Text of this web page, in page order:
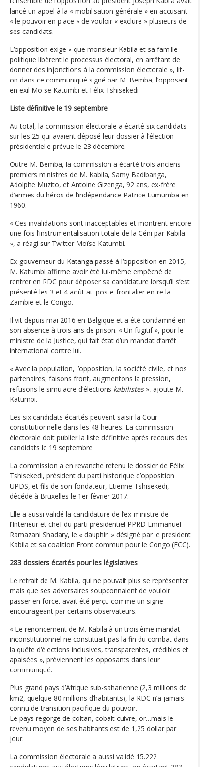
lancé un appel à la « mobilisation générale » en accusant
« le pouvoir en place » de vouloir « exclure » plusieurs de
ses candidats.
L’opposition exige « que monsieur Kabila et sa famille
politique libèrent le processus électoral, en arrêtant de
donner des injonctions à la commission électorale », lit-
on dans ce communiqué signé par M. Bemba, l’opposant
en exil Moïse Katumbi et Félix Tshisekedi.
Liste définitive le 19 septembre
Au total, la commission électorale a écarté six candidats
sur les 25 qui avaient déposé leur dossier à l‘élection
présidentielle prévue le 23 décembre.
Outre M. Bemba, la commission a écarté trois anciens
premiers ministres de M. Kabila, Samy Badibanga,
Adolphe Muzito, et Antoine Gizenga, 92 ans, ex-frère
d’armes du héros de l’indépendance Patrice Lumumba en
1960.
« Ces invalidations sont inacceptables et montrent encore
une fois l’instrumentalisation totale de la Céni par Kabila
», a réagi sur Twitter Moïse Katumbi.
Ex-gouverneur du Katanga passé à l’opposition en 2015,
M. Katumbi affirme avoir été lui-même empêché de
rentrer en RDC pour déposer sa candidature lorsqu’il s’est
présenté les 3 et 4 août au poste-frontalier entre la
Zambie et le Congo.
Il vit depuis mai 2016 en Belgique et a été condamné en
son absence à trois ans de prison. « Un fugitif », pour le
ministre de la Justice, qui fait état d’un mandat d’arrêt
international contre lui.
« Avec la population, l’opposition, la société civile, et nos
partenaires, faisons front, augmentons la pression,
refusons le simulacre d‘élections kabilistes», ajoute M.
Katumbi.
Les six candidats écartés peuvent saisir la Cour
constitutionnelle dans les 48 heures. La commission
électorale doit publier la liste définitive après recours des
candidats le 19 septembre.
La commission a en revanche retenu le dossier de Félix
Tshisekedi, président du parti historique d’opposition
UPDS, et fils de son fondateur, Etienne Tshisekedi,
décédé à Bruxelles le 1er février 2017.
Elle a aussi validé la candidature de l’ex-ministre de
l’Intérieur et chef du parti présidentiel PPRD Emmanuel
Ramazani Shadary, le « dauphin » désigné par le président
Kabila et sa coalition Front commun pour le Congo (FCC).
283 dossiers écartés pour les législatives
Le retrait de M. Kabila, qui ne pouvait plus se représenter
mais que ses adversaires soupçonnaient de vouloir
passer en force, avait été perçu comme un signe
encourageant par certains observateurs.
« Le renoncement de M. Kabila à un troisième mandat
inconstitutionnel ne constituait pas la fin du combat dans
la quête d‘élections inclusives, transparentes, crédibles et
apaisées », préviennent les opposants dans leur
communiqué.
Plus grand pays d’Afrique sub-saharienne (2,3 millions de
km2, quelque 80 millions d’habitants), la RDC n’a jamais
connu de transition pacifique du pouvoir.
Le pays regorge de coltan, cobalt cuivre, or…mais le
revenu moyen de ses habitants est de 1,25 dollar par
jour.
La commission électorale a aussi validé 15.222